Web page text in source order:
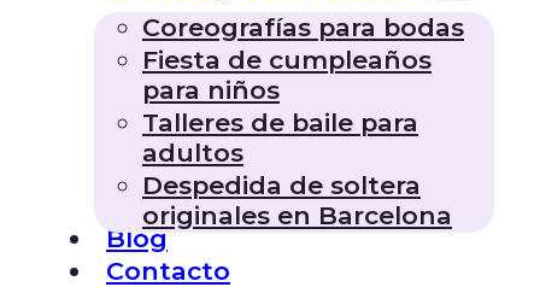
Coreografías para bodas
Fiesta de cumpleaños
para niños
Talleres de baile para
adultos
Despedida de soltera
originales en Barcelona
Blog
Contacto